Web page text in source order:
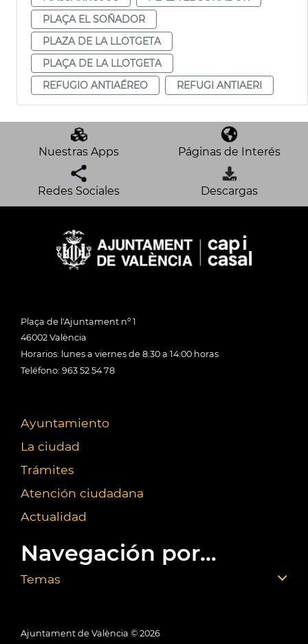
PLAÇA EL SOÑADOR
PLAZA DE LA LLOTGETA
PLAÇA DE LA LLOTGETA
REFUGIO ANTIAÉREO
REFUGI ANTIAERI
Nuestras Apps Páginas de Interés
Redes Sociales Descargas
Plaça de l'Ajuntament nº 1
46002 València
Horarios: lunes a viernes de 8:30 a 14:00 horas
Teléfono: 963 52 54 78
Ayuntamiento
La ciudad
Trámites
Atención ciudadana
Actualidad
Navegación por...
Temas
Ajuntament de València © 2026